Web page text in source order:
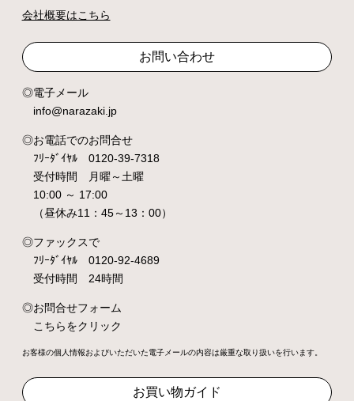
会社概要はこちら
お問い合わせ
電子メール
info@narazaki.jp
お電話でのお問合せ
ﾌﾘｰﾀﾞｲﾔﾙ 0120-39-7318
受付時間 月曜～土曜
10:00 ～ 17:00
（昼休み11：45～13：00）
ファックスで
ﾌﾘｰﾀﾞｲﾔﾙ 0120-92-4689
受付時間 24時間
お問合せフォーム
こちらをクリック
お客様の個人情報およびいただいた電子メールの内容は厳重な取り扱いを行います。
お買い物ガイド